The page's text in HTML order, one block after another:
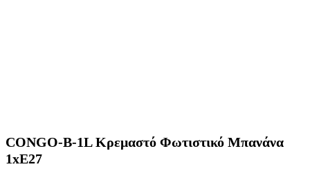
CONGO-B-1L Κρεμαστό Φωτιστικό Μπανάνα
1xE27